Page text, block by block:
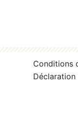
Conditions